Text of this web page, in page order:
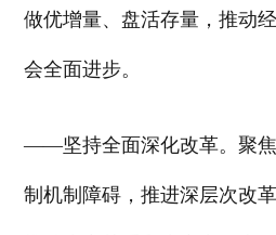
做优增量、盘活存量，推动
会全面进步。
——坚持全面深化改革。聚
制机制障碍，推进深层次改